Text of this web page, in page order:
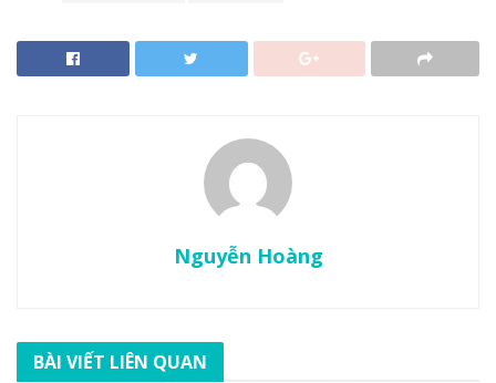
Nguyễn Hoàng
BÀI VIẾT LIÊN QUAN